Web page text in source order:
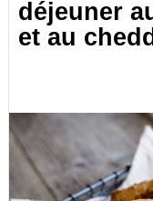
déjeuner
et au